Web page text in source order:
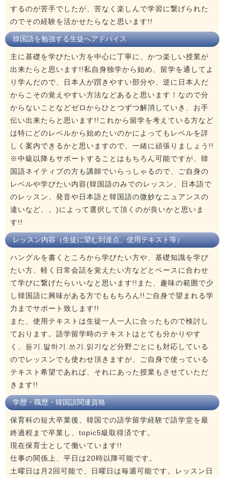
するのが苦手でしたが、苦なく楽しんで学習に繋げられた
のでその経験を活かせたらなと思います!!
韓国語を勉強する生徒へアドバイス
主に基礎を学びたい方を中心に丁寧に、かつ楽しい授業が
出来たらと思います!!私自身独学から始め、留学を通してよ
り学んだので、日本人が躓きやすい部分や、逆に日本人だ
からこその覚えやすい方法などあると思います！なので分
からないことなどゼロからひとつずつ解消していき、お手
伝い出来たらと思います!!これから留学を考えている方など
は特にどのレベルから始めたいのかによってもレベルを詳
しく案内できるかと思いますので、一緒に頑張りましょう!!
※中級以降もサポートすることはもちろん可能ですが、韓
国語ネイティブの方も講師でいらっしゃるので、ご自身の
レベルや学びたい内容(韓国語のみでのレッスン、日本語で
のレッスン、発音や日本語と韓国語の微妙なニュアンスの
違いなど、、)によって選択して頂くのが良いかと思いま
す!!
レッスン内容（生徒に望む到達点、使用テキスト等）
ハングルを書くところから学びたい方や、基礎知識を学び
たい方、軽く日常会話を覚えたい方などとペースに合わせ
て学びに繋げたらいいなと思います!!また、趣味の範囲で少
し韓国語に興味がある方でももちろん!!ご自身で望まれる学
力までサポート致します!!
また、使用テキストは生徒一人一人に合ったもので検討し
ております。語学留学時のテキストはとても分かりやす
く、듣기.말하기.쓰기.읽기など分野ごとにも対応している
のでレッスンでも使わせ頂きますが、ご自身で使っている
テキスト希望であれば、それにあった授業もさせていただ
きます!!
学歴・職歴・韓国語関連資格
保育科の短大卒業後、韓国での語学留学経験で語学堂を最
終過程まで卒業し、topic5級取得済です。
現在保育士として働いています!!
仕事の関係上、平日は20時以降可能です。
土曜日は月2回可能で、日曜日は毎週可能です。レッスン日